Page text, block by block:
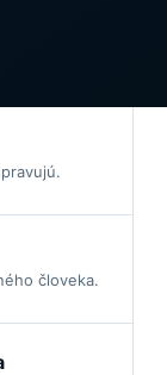
človeka.